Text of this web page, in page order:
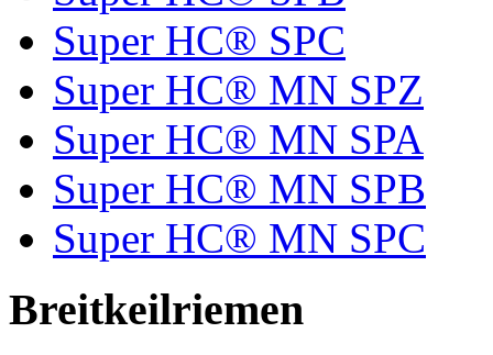
Super HC® SPC
Super HC® MN SPZ
Super HC® MN SPA
Super HC® MN SPB
Super HC® MN SPC
Breitkeilriemen